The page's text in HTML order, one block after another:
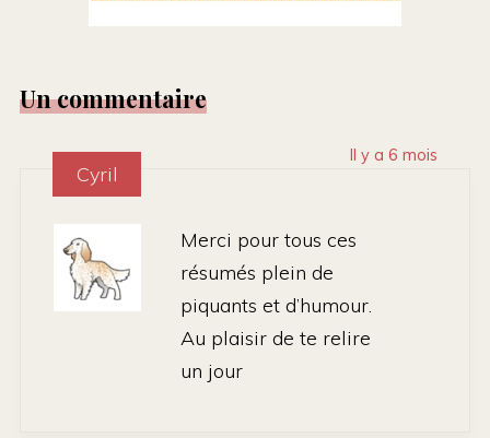
Un commentaire
Il y a 6 mois
Cyril
Merci pour tous ces
résumés plein de
piquants et d’humour.
Au plaisir de te relire
un jour